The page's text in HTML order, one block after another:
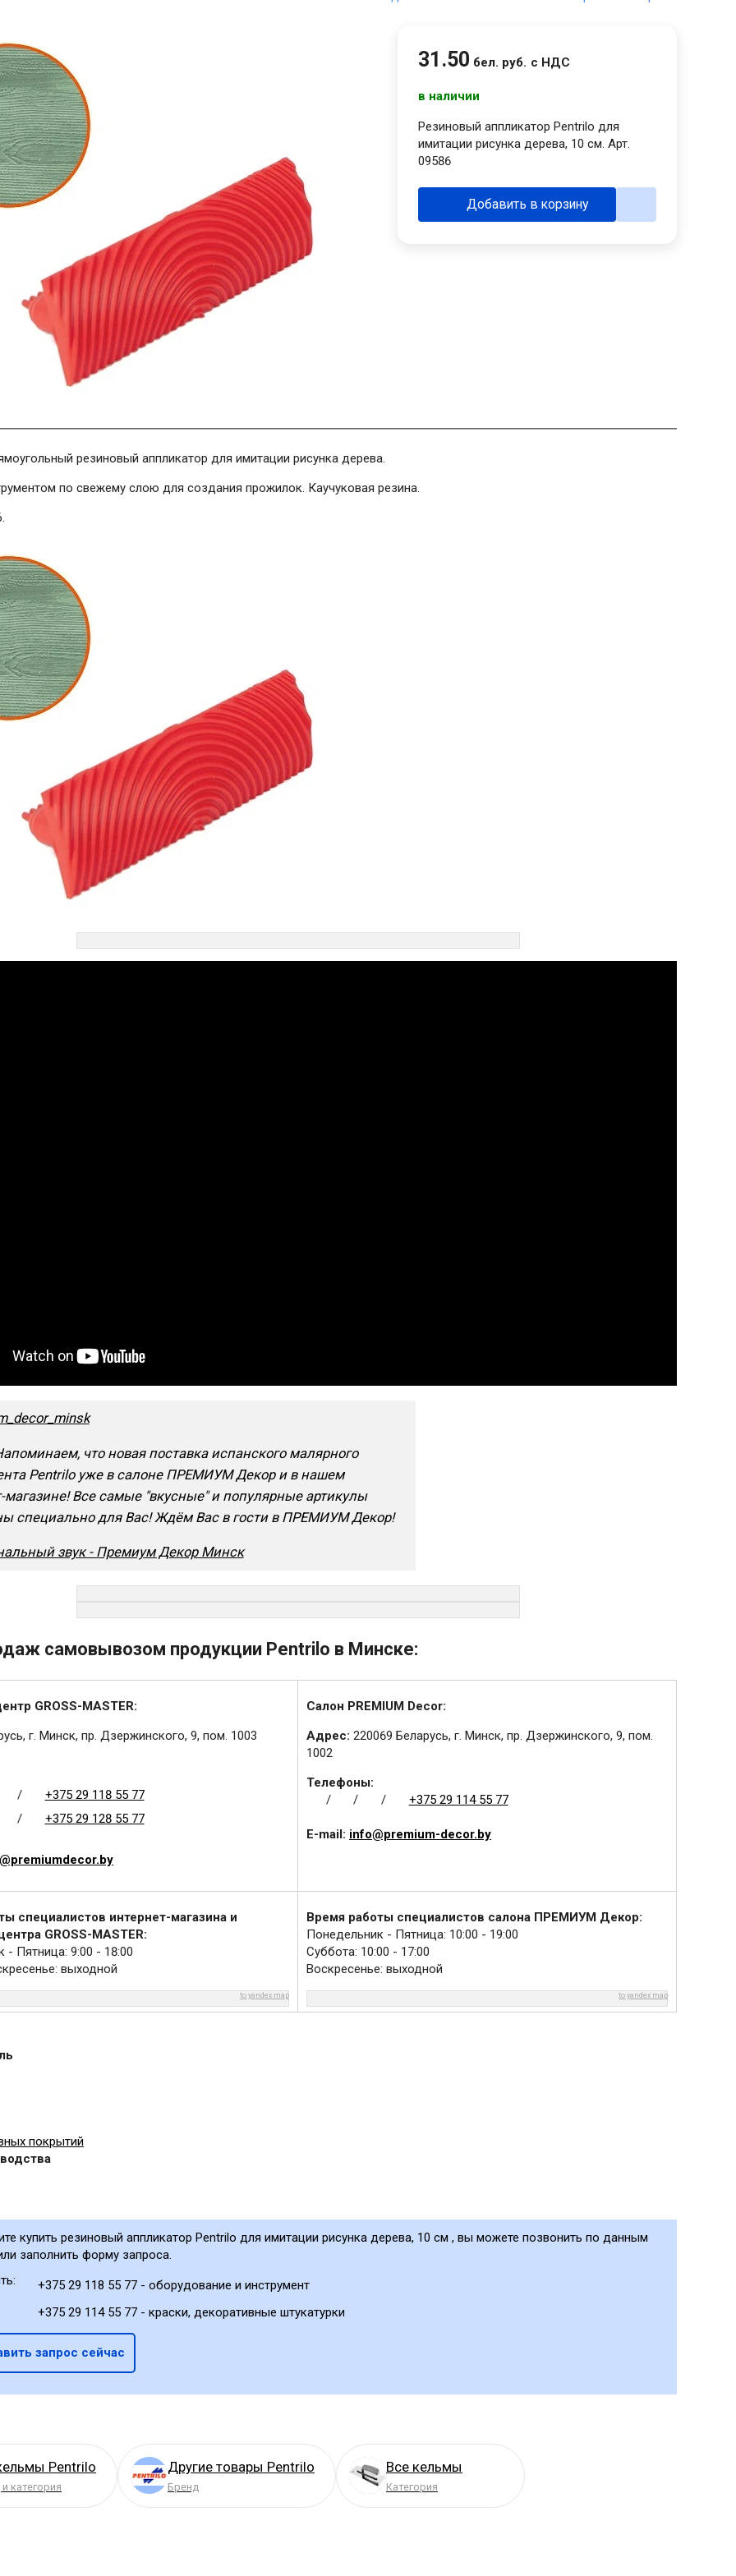
31 .50 бел. руб. с НДС
в наличии
Резиновый аппликатор Pentrilo для
имитации рисунка дерева, 10 см. Арт.
09586
Добавить в корзину
резиновый аппликатор для имитации рисунка дерева.
по свежему слою для создания прожилок. Каучуковая резина.
что новая поставка испанского малярного
Pentrilo уже в салоне ПРЕМИУМ Декор и в нашем
магазине! Все самые "вкусные" и популярные артикулы
специально для Вас! Ждём Вас в гости в ПРЕМИУМ Декор!
звук - Премиум Декор Минск
самовывозом продукции Pentrilo в Минске:
GROSS-MASTER:
г. Минск, пр. Дзержинского, 9, пом. 1003
/
+375 29 118 55 77
/ +375 29 128 55 77
Салон PREMIUM Decor:
Адрес: 220069 Беларусь, г. Минск, пр. Дзержинского, 9, пом.
1002
Телефоны:
/
/ / +375 29 114 55 77
E-mail: info@premium-decor.by
специалистов интернет-магазина и
GROSS-MASTER:
- Пятница: 9:00 - 18:00
выходной
to yandex map
Время работы специалистов салона ПРЕМИУМ Декор:
Понедельник - Пятница: 10:00 - 19:00
Суббота: 10:00 - 17:00
Воскресенье: выходной
to yandex map
покрытий
купить резиновый аппликатор Pentrilo для имитации рисунка дерева, 10 см , вы можете позвонить по данным
заполнить форму запроса.
+375 29 118 55 77 - оборудование и инструмент
+375 29 114 55 77 - краски, декоративные штукатурки
запрос сейчас
Pentrilo
категория
Другие товары Pentrilo
Бренд
Все кельмы
Категория